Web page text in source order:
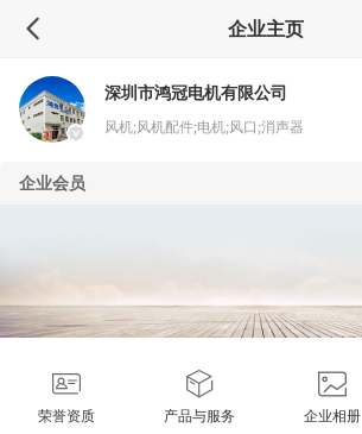
企业主页
深圳市鸿冠电机有限公司
风机;风机配件;电机;风口;消声器
企业会员
荣誉资质 产品与服务 企业相册